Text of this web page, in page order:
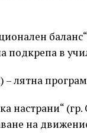
подкрепа в
– лятна
настрани“
на